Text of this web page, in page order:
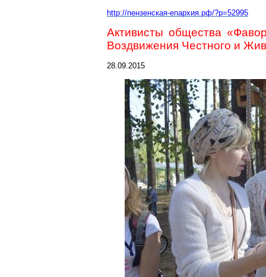
http://пензенская-епархия.рф/?p=52995
Активисты общества
Воздвижения Честного и
28.09.2015